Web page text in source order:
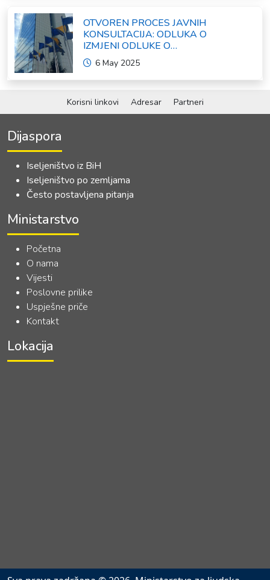
OTVOREN PROCES JAVNIH
KONSULTACIJA: ODLUKA O
IZMJENI ODLUKE O
FORMIRANJU INTERRESORNE
RADNE GRUPE ZA IZRADU
OKVIRNOG ZAKONA O
INSTITUCIJA BOSNE I
HERCEGOVINE
6 May 2025
Korisni linkovi Adresar Partneri
Dijaspora
Iseljeništvo iz BiH
Iseljeništvo po zemljama
Često postavljena pitanja
Ministarstvo
Početna
O nama
Vijesti
Poslovne prilike
Uspješne priče
Kontakt
Lokacija